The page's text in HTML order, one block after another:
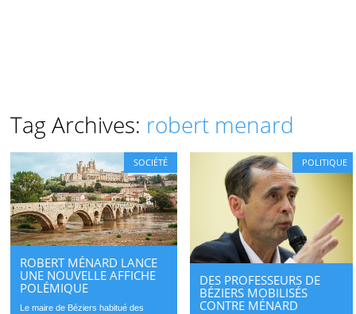
Tag Archives: robert menard
SOCIÉTÉ
ROBERT MÉNARD LANCE
UNE NOUVELLE AFFICHE
POLÉMIQUE
Le maire de Béziers habitué des
POLITIQUE
DES PROFESSEURS DE
BÉZIERS MOBILISÉS
CONTRE MÉNARD